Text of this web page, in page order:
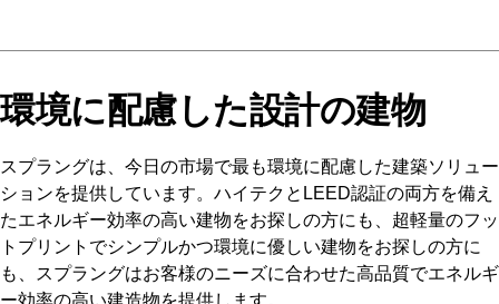
環境に配慮した設計の建物
スプラングは、今日の市場で最も環境に配慮した建築ソリュー
ションを提供しています。ハイテクとLEED認証の両方を備え
たエネルギー効率の高い建物をお探しの方にも、超軽量のフッ
トプリントでシンプルかつ環境に優しい建物をお探しの方に
も、スプラングはお客様のニーズに合わせた高品質でエネルギ
ー効率の高い建造物を提供します。